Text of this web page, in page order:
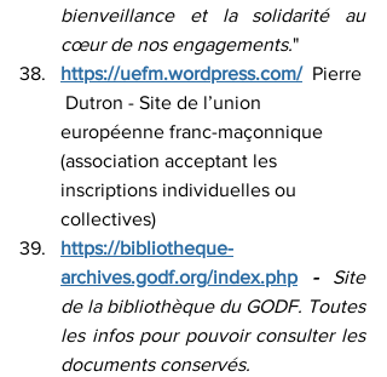
bienveillance et la solidarité au
cœur de nos engagements."
https://uefm.wordpress.com/ Pierre
Dutron - Site de l’union
européenne franc-maçonnique
(association acceptant les
inscriptions individuelles ou
collectives)
https://bibliotheque-
archives.godf.org/index.php - Site
de la bibliothèque du GODF. Toutes
les infos pour pouvoir consulter les
documents conservés.